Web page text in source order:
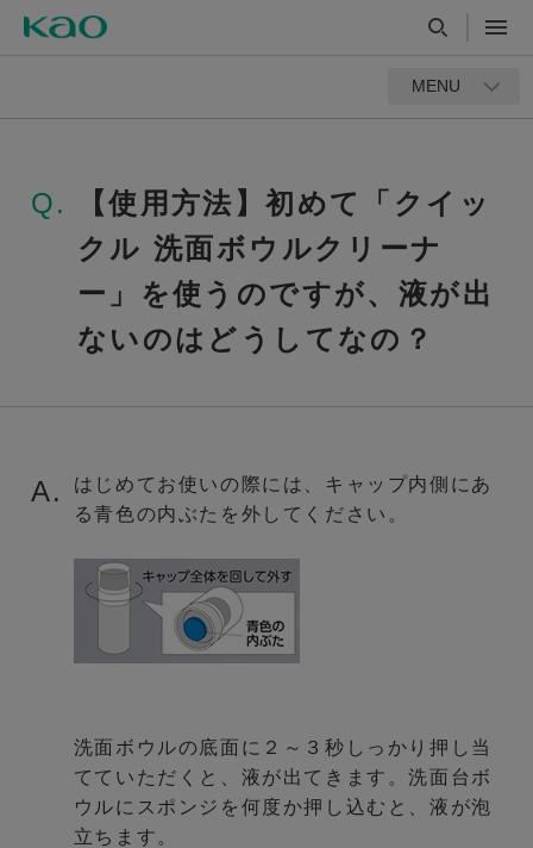
MENU
Q.
【使用方法】初めて「クイッ
クル 洗面ボウルクリーナ
ー」を使うのですが、液が出
ないのはどうしてなの？
A.
はじめてお使いの際には、キャップ内側にあ
る青色の内ぶたを外してください。
洗面ボウルの底面に２～３秒しっかり押し当
てていただくと、液が出てきます。洗面台ボ
ウルにスポンジを何度か押し込むと、液が泡
立ちます。